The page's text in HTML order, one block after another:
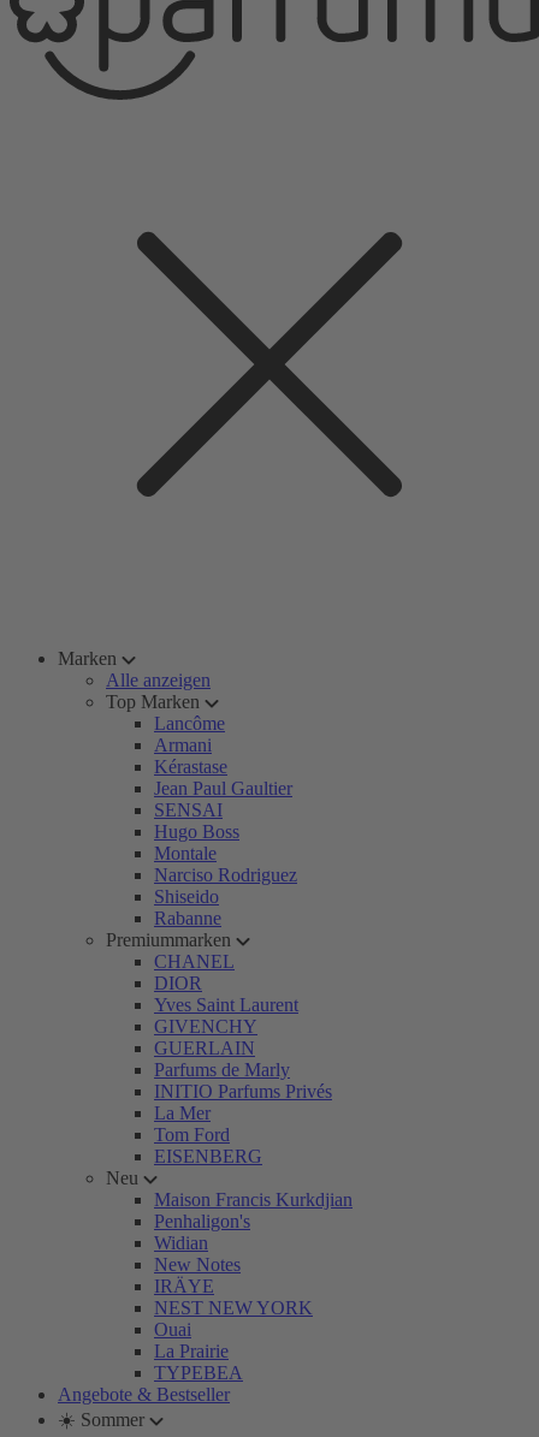
Marken
Alle anzeigen
Top Marken
Lancôme
Armani
Kérastase
Jean Paul Gaultier
SENSAI
Hugo Boss
Montale
Narciso Rodriguez
Shiseido
Rabanne
Premiummarken
CHANEL
DIOR
Yves Saint Laurent
GIVENCHY
GUERLAIN
Parfums de Marly
INITIO Parfums Privés
La Mer
Tom Ford
EISENBERG
Neu
Maison Francis Kurkdjian
Penhaligon's
Widian
New Notes
IRÄYE
NEST NEW YORK
Ouai
La Prairie
TYPEBEA
Angebote & Bestseller
☀️ Sommer